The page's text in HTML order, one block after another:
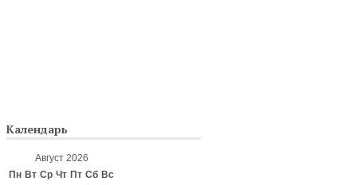
Календарь
Август 2026
Пн Вт Ср Чт Пт Сб Вс